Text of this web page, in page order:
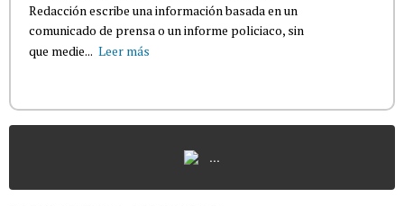
Redacción escribe una información basada en un
comunicado de prensa o un informe policiaco, sin
que medie... Leer más
...